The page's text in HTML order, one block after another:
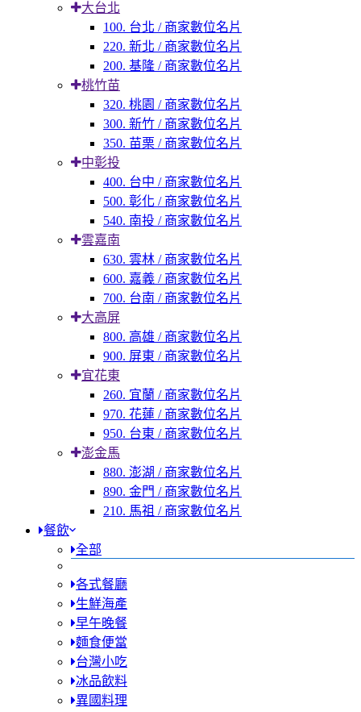
大台北
100. 台北 / 商家數位名片
220. 新北 / 商家數位名片
200. 基隆 / 商家數位名片
桃竹苗
320. 桃園 / 商家數位名片
300. 新竹 / 商家數位名片
350. 苗栗 / 商家數位名片
中彰投
400. 台中 / 商家數位名片
500. 彰化 / 商家數位名片
540. 南投 / 商家數位名片
雲嘉南
630. 雲林 / 商家數位名片
600. 嘉義 / 商家數位名片
700. 台南 / 商家數位名片
大高屏
800. 高雄 / 商家數位名片
900. 屏東 / 商家數位名片
宜花東
260. 宜蘭 / 商家數位名片
970. 花蓮 / 商家數位名片
950. 台東 / 商家數位名片
澎金馬
880. 澎湖 / 商家數位名片
890. 金門 / 商家數位名片
210. 馬祖 / 商家數位名片
餐飲
全部
各式餐廳
生鮮海產
早午晚餐
麵食便當
台灣小吃
冰品飲料
異國料理